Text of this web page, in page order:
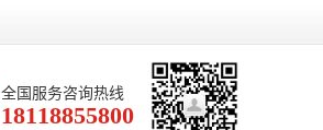
全国服务咨询热线
18118855800